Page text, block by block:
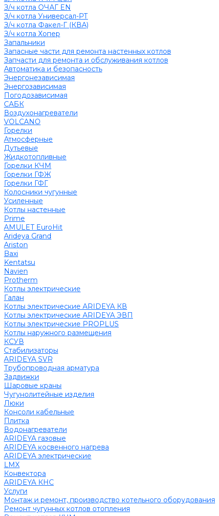
З/ч котла ОЧАГ EN
З/ч котла Универсал-РТ
З/ч котла Факел-Г (КВА)
З/ч котла Хопер
Запальники
Запасные части для ремонта настенных котлов
Запчасти для ремонта и обслуживания котлов
Автоматика и безопасность
Энергонезависимая
Энергозависимая
Погодозависимая
САБК
Воздухонагреватели
VOLCANO
Горелки
Атмосферные
Дутьевые
Жидкотопливные
Горелки КЧМ
Горелки ГФЖ
Горелки ГФГ
Колосники чугунные
Усиленные
Котлы настенные
Prime
AMULET EuroHit
Arideya Grand
Ariston
Baxi
Kentatsu
Navien
Protherm
Котлы электрические
Галан
Котлы электрические ARIDEYA КВ
Котлы электрические ARIDEYA ЭВП
Котлы электрические PROPLUS
Котлы наружного размещения
КСУВ
Стабилизаторы
ARIDEYA SVR
Трубопроводная арматура
Задвижки
Шаровые краны
Чугунолитейные изделия
Люки
Консоли кабельные
Плитка
Водонагреватели
ARIDEYA газовые
ARIDEYA косвенного нагрева
ARIDEYA электрические
LMX
Конвектора
ARIDEYA КНС
Услуги
Монтаж и ремонт, производство котельного оборудования
Ремонт чугунных котлов отопления